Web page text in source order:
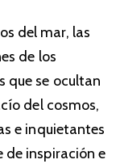
del mar, las
de los
que se ocultan
del cosmos,
e inquietantes
de inspiración e